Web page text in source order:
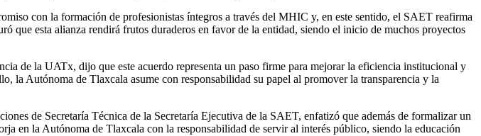
con la formación de profesionistas íntegros a través del MHIC y, en este sentido, el SAET reafirma
que esta alianza rendirá frutos duraderos en favor de la entidad, siendo el inicio de muchos proyectos
de la UATx, dijo que este acuerdo representa un paso firme para mejorar la eficiencia institucional y
la Autónoma de Tlaxcala asume con responsabilidad su papel al promover la transparencia y la
de Secretaría Técnica de la Secretaría Ejecutiva de la SAET, enfatizó que además de formalizar un
en la Autónoma de Tlaxcala con la responsabilidad de servir al interés público, siendo la educación